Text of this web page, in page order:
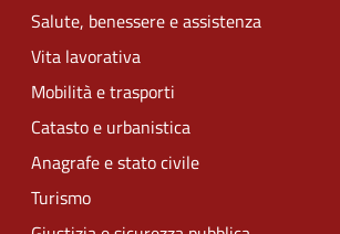
Salute, benessere e assistenza
Vita lavorativa
Mobilità e trasporti
Catasto e urbanistica
Anagrafe e stato civile
Turismo